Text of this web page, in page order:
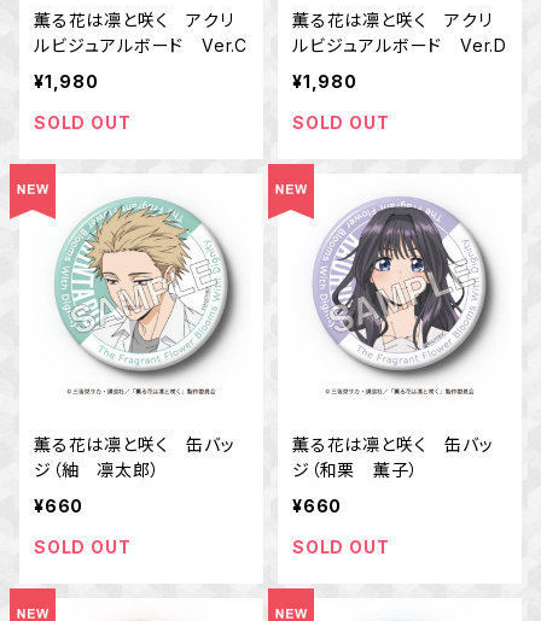
薫る花は凛と咲く アクリ
ルビジュアルボード Ver.C
¥1,980
SOLD OUT
薫る花は凛と咲く アクリ
ルビジュアルボード Ver.D
¥1,980
SOLD OUT
薫る花は凛と咲く 缶バッ
ジ（紬 凛太郎）
¥660
SOLD OUT
薫る花は凛と咲く 缶バッ
ジ（和栗 薫子）
¥660
SOLD OUT